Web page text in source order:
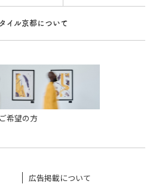
イル京都について
希望の方
広告掲載について